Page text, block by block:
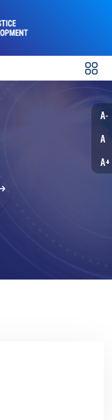
A-
A
A+